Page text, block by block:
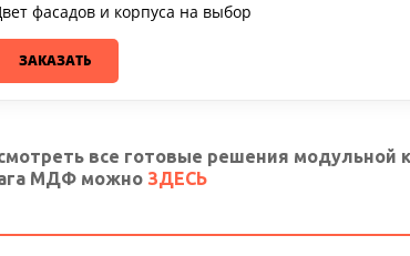
фасадов и корпуса на выбор
ЗАКАЗАТЬ
все готовые решения модульной
МДФ можно ЗДЕСЬ